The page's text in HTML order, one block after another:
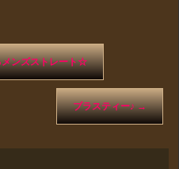
ンズストレート☆
ブラスティー♪→